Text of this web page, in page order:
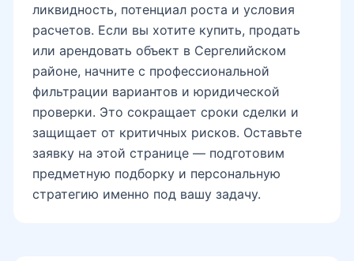
ликвидность, потенциал роста и условия
расчетов. Если вы хотите купить, продать
или арендовать объект в Сергелийском
районе, начните с профессиональной
фильтрации вариантов и юридической
проверки. Это сокращает сроки сделки и
защищает от критичных рисков. Оставьте
заявку на этой странице — подготовим
предметную подборку и персональную
стратегию именно под вашу задачу.